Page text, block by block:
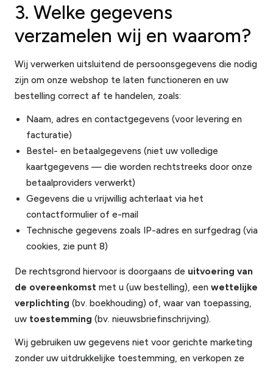
3. Welke gegevens
verzamelen wij en waarom?
Wij verwerken uitsluitend de persoonsgegevens die nodig
zijn om onze webshop te laten functioneren en uw
bestelling correct af te handelen, zoals:
Naam, adres en contactgegevens (voor levering en
facturatie)
Bestel- en betaalgegevens (niet uw volledige
kaartgegevens — die worden rechtstreeks door onze
betaalproviders verwerkt)
Gegevens die u vrijwillig achterlaat via het
contactformulier of e-mail
Technische gegevens zoals IP-adres en surfgedrag (via
cookies, zie punt 8)
De rechtsgrond hiervoor is doorgaans de uitvoering van
de overeenkomst met u (uw bestelling), een wettelijke
verplichting (bv. boekhouding) of, waar van toepassing,
uw toestemming (bv. nieuwsbriefinschrijving).
Wij gebruiken uw gegevens niet voor gerichte marketing
zonder uw uitdrukkelijke toestemming, en verkopen ze